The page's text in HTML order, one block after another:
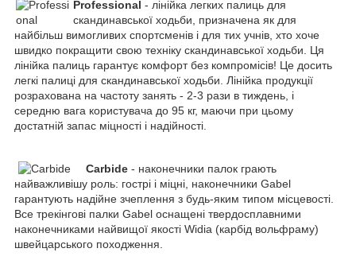
Professional - лінійка легких палиць для
скандинавської ходьби, призначена як для
найбільш вимогливих спортсменів і для тих учнів, хто хоче
швидко покращити свою техніку скандинавської ходьби. Ця
лінійка палиць гарантує комфорт без компромісів! Це досить
легкі палиці для скандинавської ходьби. Лінійка продукції
розрахована на частоту занять - 2-3 рази в тиждень, і
середню вага користувача до 95 кг, маючи при цьому
достатній запас міцності і надійності.
Carbide - наконечники палок грають
найважливішу роль: гострі і міцні, наконечники Gabel
гарантують надійне зчеплення з будь-яким типом місцевості.
Все трекінгові палки Gabel оснащені твердосплавними
наконечниками найвищої якості Widia (карбід вольфраму)
швейцарського походження.